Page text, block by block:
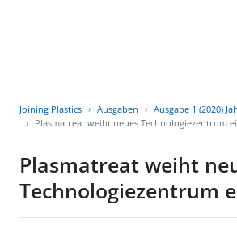
Joining Plastics Ausgaben
Ausgabe 1 (2020)
Plasmatreat weiht neues Technologiezentrum
Plasmatreat weiht
Technologiezentrum